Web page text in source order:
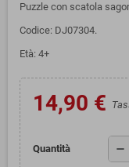
Puzzle con scatola
Codice: DJ07304.
Età: 4+
14,90 €
Quantità remove